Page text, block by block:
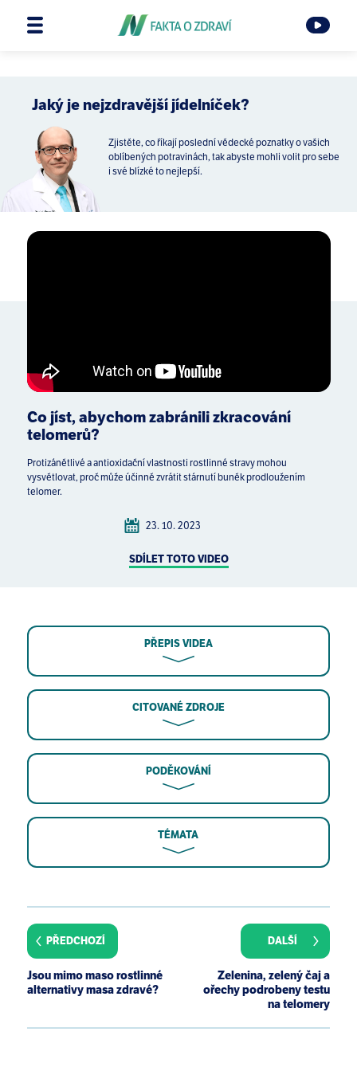
Jaký je nejzdravější jídelníček?
Zjistěte, co říkají poslední vědecké poznatky o vašich
oblíbených potravinách, tak abyste mohli volit pro sebe
i své blízké to nejlepší.
Co jíst, abychom zabránili zkracování
telomerů?
Protizánětlivé a antioxidační vlastnosti rostlinné stravy mohou
vysvětlovat, proč může účinně zvrátit stárnutí buněk prodloužením
telomer.
23. 10. 2023
SDÍLET TOTO VIDEO
PŘEPIS VIDEA
CITOVANÉ ZDROJE
PODĚKOVÁNÍ
TÉMATA
of epidemiological studies and randomized trials.
Metabolism. 2016;65(4):406-415.
Shay JW, Wright WE. Telomeres and telomerase:
three decades of progress. Nat Rev Genet.
Qiao S, Jiang Y, Li X. The impact of health promotion
PŘEDCHOZÍ
Jsou mimo maso rostlinné
alternativy masa zdravé?
Zelenina, zelený čaj a
ořechy podrobeny testu
na telomery
DALŠÍ